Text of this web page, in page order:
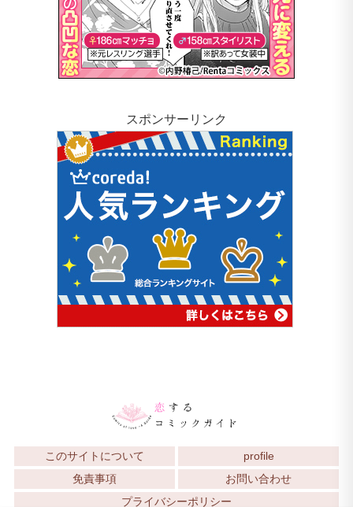
スポンサーリンク
このサイトについて
profile
免責事項
お問い合わせ
プライバシーポリシー